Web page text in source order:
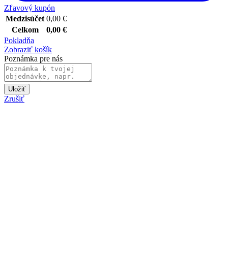
Zľavový kupón
Medzisúčet 0,00 €
Celkom
0,00 €
Pokladňa
Zobraziť košík
Poznámka pre nás
Uložiť
Zrušiť